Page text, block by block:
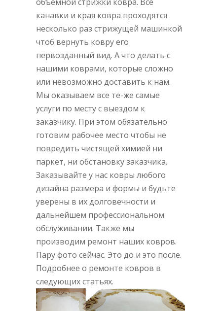
канавки и края ковра проходятся
несколько раз стрижущей машинкой
чтоб вернуть ковру его
первозданный вид. А что делать с
нашими коврами, которые сложно
или невозможно доставить к нам.
Мы оказываем все те-же самые
услуги по месту с выездом к
заказчику. При этом обязательно
готовим рабочее место чтобы не
повредить чистящей химией ни
паркет, ни обстановку заказчика.
Заказывайте у нас ковры любого
дизайна размера и формы и будьте
уверены в их долговечности и
дальнейшем профессиональном
обслуживании. Также мы
производим ремонт наших ковров.
Пару фото сейчас. Это до и это после.
Подробнее о ремонте ковров в
следующих статьях.